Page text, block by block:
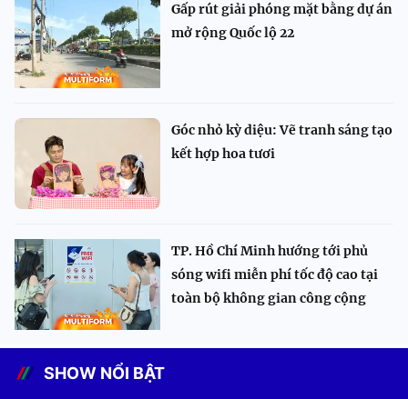
Gấp rút giải phóng mặt bằng dự án
mở rộng Quốc lộ 22
Góc nhỏ kỳ diệu: Vẽ tranh sáng tạo
kết hợp hoa tươi
TP. Hồ Chí Minh hướng tới phủ
sóng wifi miễn phí tốc độ cao tại
toàn bộ không gian công cộng
SHOW NỔI BẬT